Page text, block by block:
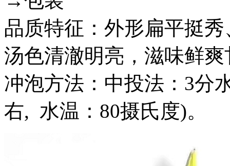
品质特征：外形扁平挺
汤色清澈明亮，滋味鲜
冲泡方法：中投法：3分
右, 水温：80摄氏度)。